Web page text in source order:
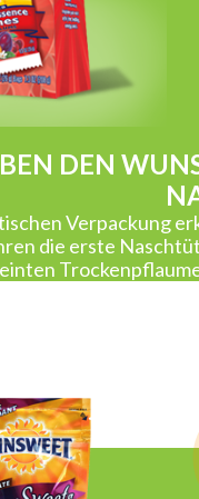
DEN
Verpackung
die erste